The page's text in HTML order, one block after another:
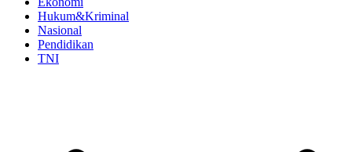
Hukum&Kriminal
Nasional
Pendidikan
TNI